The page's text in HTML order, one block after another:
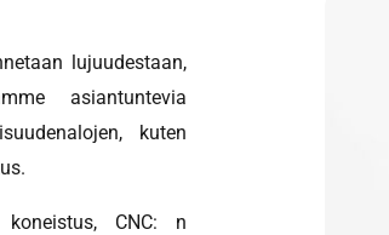
lujuudestaan,
asiantuntevia
kuten
CNC: n